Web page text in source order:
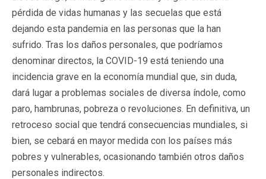
pérdida de vidas humanas y las secuelas que está
dejando esta pandemia en las personas que la han
sufrido. Tras los daños personales, que podríamos
denominar directos, la COVID-19 está teniendo una
incidencia grave en la economía mundial que, sin duda,
dará lugar a problemas sociales de diversa índole, como
paro, hambrunas, pobreza o revoluciones. En definitiva, un
retroceso social que tendrá consecuencias mundiales, si
bien, se cebará en mayor medida con los países más
pobres y vulnerables, ocasionando también otros daños
personales indirectos.